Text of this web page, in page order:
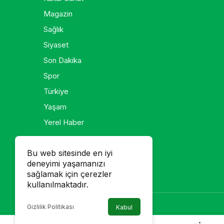
Bu web sitesinde en iyi
deneyimi yaşamanızı
sağlamak için çerezler
kullanılmaktadır.
Gizlilik Politikası Kabul
Magazin
Sağlık
Siyaset
Son Dakika
Spor
Türkiye
Yaşam
Yerel Haber
Foto Galeri
Video Galeri